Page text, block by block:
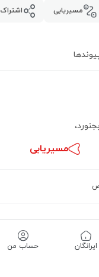
مسیریابی اشتراک
بجنورد،
مسیریابی
‌ایرانگان حساب من